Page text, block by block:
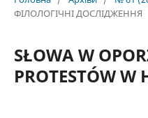
ФІЛОЛОГІЧНІ ДОСЛІДЖЕННЯ
SŁOWA W
PROTESTÓW W